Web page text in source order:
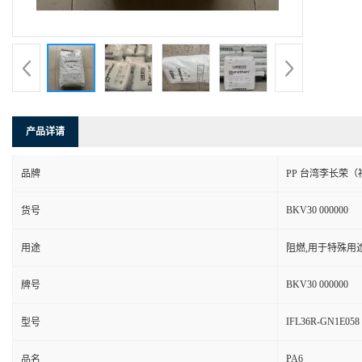
产品详请
品牌 PP 台湾李长荣（
货号 BKV30 000000
用途 阻燃,用于特殊用
牌号 BKV30 000000
型号 IFL36R-GN1E058
品名 PA6